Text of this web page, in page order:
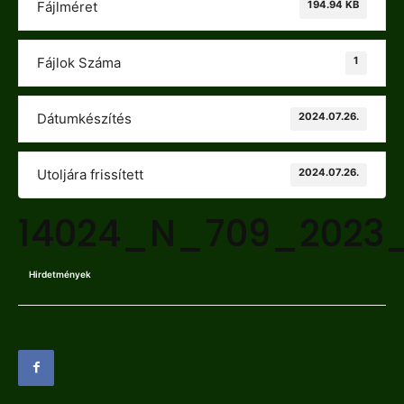
Fájlméret 194.94 KB
Fájlok Száma 1
Dátumkészítés 2024.07.26.
Utoljára frissített 2024.07.26.
Hirdetmények